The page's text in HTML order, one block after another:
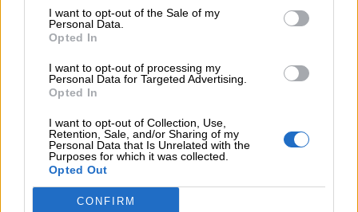
I want to opt-out of the Sale of my
Personal Data.
Opted In
I want to opt-out of processing my
Personal Data for Targeted Advertising.
Opted In
I want to opt-out of Collection, Use,
Retention, Sale, and/or Sharing of my
Personal Data that Is Unrelated with the
Purposes for which it was collected.
Opted Out
CONFIRM
05.08.2026 - 08:51
Το εκλογικό «καμπανάκι» της Goldman Sachs, η ισχυρή
πιστωτική επέκταση των ελληνικών τραπεζών, το «πάρτι»
στις αγορές, οι «κρυμμένες» αξίες της ΓΕΚ ΤΕΡΝΑ
05.08.2026 - 08:37
04.08.2026 - 15:33
ERGO Hellas: Μέτρα στήριξης για τους πληγέντες